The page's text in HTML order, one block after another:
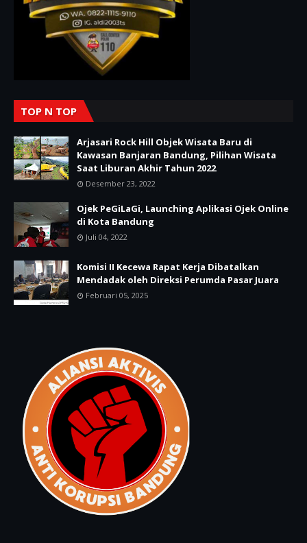
TOP N TOP
Arjasari Rock Hill Objek Wisata Baru di
Kawasan Banjaran Bandung, Pilihan Wisata
Saat Liburan Akhir Tahun 2022
Desember 23, 2022
Ojek PeGiLaGi, Launching Aplikasi Ojek Online
di Kota Bandung
Juli 04, 2022
Komisi II Kecewa Rapat Kerja Dibatalkan
Mendadak oleh Direksi Perumda Pasar Juara
Februari 05, 2025